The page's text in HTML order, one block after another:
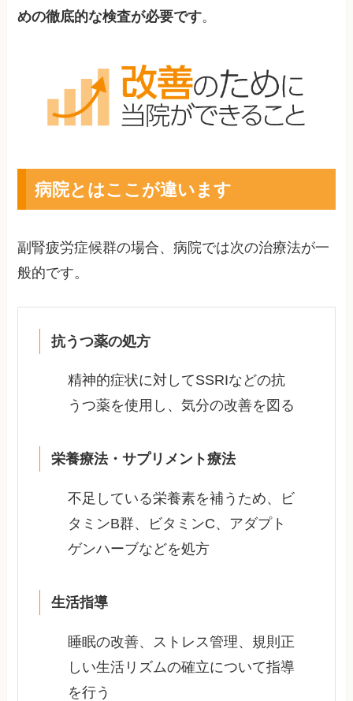
めの徹底的な検査が必要です。
病院とはここが違います
副腎疲労症候群の場合、病院では次の治療法が一
般的です。
抗うつ薬の処方
精神的症状に対してSSRIなどの抗
うつ薬を使用し、気分の改善を図る
栄養療法・サプリメント療法
不足している栄養素を補うため、ビ
タミンB群、ビタミンC、アダプト
ゲンハーブなどを処方
生活指導
睡眠の改善、ストレス管理、規則正
しい生活リズムの確立について指導
を行う